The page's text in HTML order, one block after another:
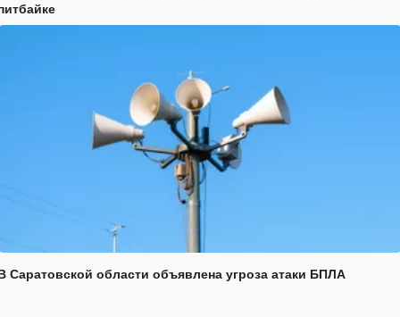
Саратовской области объявлена угроза атаки БПЛА